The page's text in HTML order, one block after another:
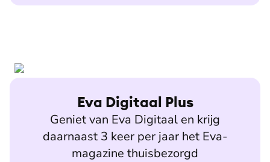
Eva Digitaal Plus
Geniet van Eva Digitaal en krijg
daarnaast 3 keer per jaar het Eva-
magazine thuisbezorgd